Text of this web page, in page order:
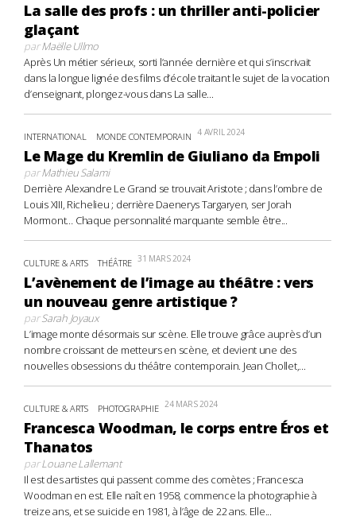
La salle des profs : un thriller anti-policier
glaçant
parMaëlle Ullmo
Après Un métier sérieux, sorti l’année dernière et qui s’inscrivait
dans la longue lignée des films d’école traitant le sujet de la vocation
d’enseignant, plongez-vous dans La salle...
INTERNATIONAL MONDE CONTEMPORAIN 4 AVRIL 2024
Le Mage du Kremlin de Giuliano da Empoli
parMathieu Salami
Derrière Alexandre Le Grand se trouvait Aristote ; dans l’ombre de
Louis XIII, Richelieu ; derrière Daenerys Targaryen, ser Jorah
Mormont… Chaque personnalité marquante semble être...
CULTURE & ARTS THÉÂTRE 31 MARS 2024
L’avènement de l’image au théâtre : vers
un nouveau genre artistique ?
parSarah Joyaux
L’image monte désormais sur scène. Elle trouve grâce auprès d’un
nombre croissant de metteurs en scène, et devient une des
nouvelles obsessions du théâtre contemporain. Jean Chollet,...
CULTURE & ARTS PHOTOGRAPHIE 24 MARS 2024
Francesca Woodman, le corps entre Éros et
Thanatos
parLouane Lallemant
Il est des artistes qui passent comme des comètes ; Francesca
Woodman en est. Elle naît en 1958, commence la photographie à
treize ans, et se suicide en 1981, à l’âge de 22 ans. Elle...